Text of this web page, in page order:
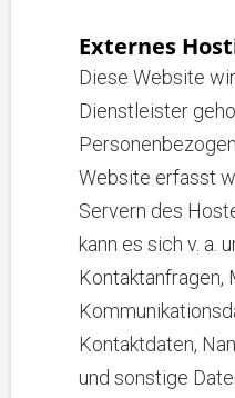
Externes
Diese Website
Dienstleister
Website erfasst
Servern des
kann es sich v. a.
Kontaktanfragen,
Kontaktdaten,
und sonstige